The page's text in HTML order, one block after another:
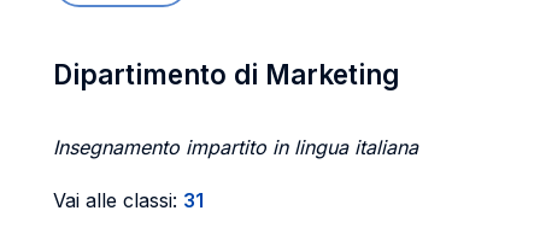
Dipartimento di Marketing
Insegnamento impartito in lingua italiana
Vai alle classi: 31